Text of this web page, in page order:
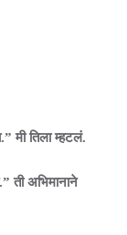
मी तिला म्हटलं.
ती अभिमानाने